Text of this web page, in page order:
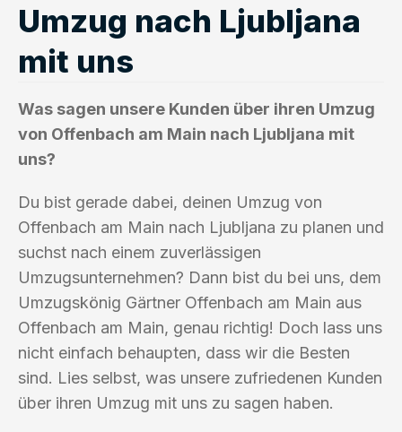
Umzug nach Ljubljana
mit uns
Was sagen unsere Kunden über ihren Umzug
von Offenbach am Main nach Ljubljana mit
uns?
Du bist gerade dabei, deinen Umzug von
Offenbach am Main nach Ljubljana zu planen und
suchst nach einem zuverlässigen
Umzugsunternehmen? Dann bist du bei uns, dem
Umzugskönig Gärtner Offenbach am Main aus
Offenbach am Main, genau richtig! Doch lass uns
nicht einfach behaupten, dass wir die Besten
sind. Lies selbst, was unsere zufriedenen Kunden
über ihren Umzug mit uns zu sagen haben.